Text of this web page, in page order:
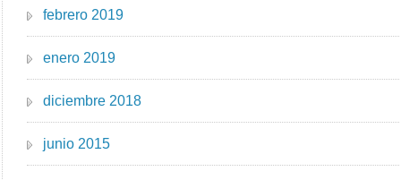
febrero 2019
enero 2019
diciembre 2018
junio 2015